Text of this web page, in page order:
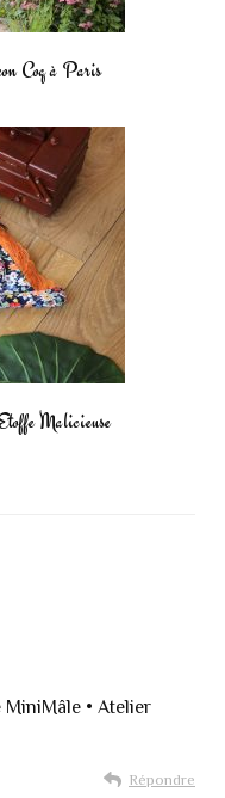
Coq à Paris
Malicieuse
• Atelier
Répondre